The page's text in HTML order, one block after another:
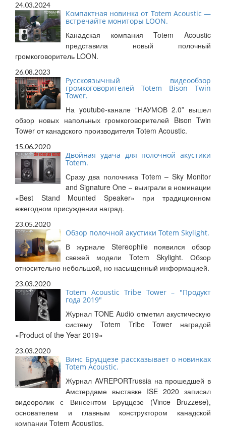
24.03.2024
Компактная новинка от Totem Acoustic —
встречайте мониторы LOON.
Канадская компания Totem Acoustic
представила новый полочный
громкоговоритель LOON.
26.08.2023
Русскоязычный видеообзор
громкоговорителей Totem Bison Twin
Tower.
На youtube-канале “НАУМОВ 2.0” вышел
обзор новых напольных громкоговорителей Bison Twin
Tower от канадского производителя Totem Acoustic.
15.06.2020
Двойная удача для полочной акустики
Totem.
Сразу два полочника Totem – Sky Monitor
and Signature One – выиграли в номинации
«Best Stand Mounted Speaker» при традиционном
ежегодном присуждении наград.
23.05.2020
Обзор полочной акустики Totem Skylight.
В журнале Stereophile появился обзор
свежей модели Totem Skylight. Обзор
относительно небольшой, но насыщенный информацией.
23.03.2020
Totem Acoustic Tribe Tower – "Продукт
года 2019"
Журнал TONE Audio отметил акустическую
систему Totem Tribe Tower наградой
«Product of the Year 2019»
23.03.2020
Винс Бруццезе рассказывает о новинках
Totem Acoustic.
Журнал AVREPORTrussia на прошедшей в
Амстердаме выставке ISE 2020 записал
видеоролик с Винсентом Бруццезе (Vince Bruzzese),
основателем и главным конструктором канадской
компании Totem Acoustics.